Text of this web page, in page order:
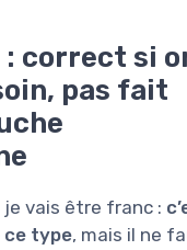
correct si
pas fait
vais être franc :
ce type, mais il ne